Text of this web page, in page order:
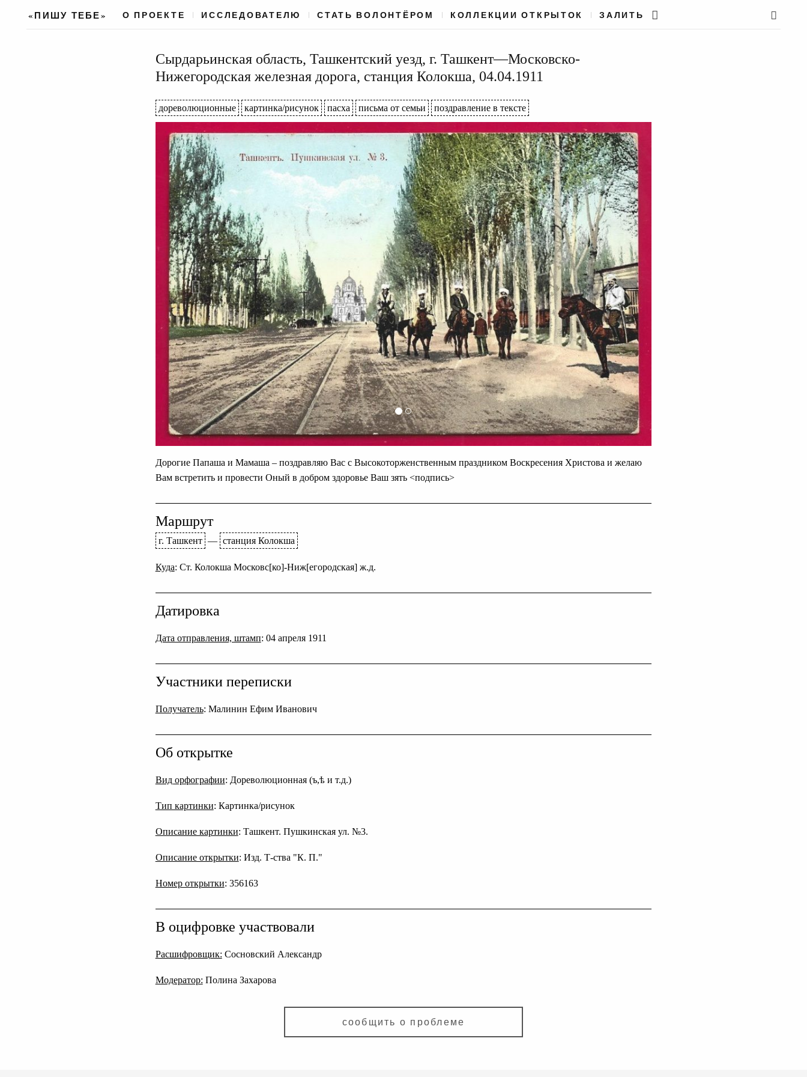
«ПИШУ ТЕБЕ» О ПРОЕКТЕ ИССЛЕДОВАТЕЛЮ СТАТЬ ВОЛОНТЁРОМ КОЛЛЕКЦИИ ОТКРЫТОК ЗАЛИТЬ
Сырдарьинская область, Ташкентский уезд, г. Ташкент—Московско-
Нижегородская железная дорога, станция Колокша, 04.04.1911
дореволюционные картинка/рисунок пасха письма от семьи поздравление в тексте
Дорогие Папаша и Мамаша – поздравляю Вас с Высокоторженственным праздником Воскресения Христова и желаю
Вам встретить и провести Оный в добром здоровье Ваш зять <подпись>
Маршрут
г. Ташкент — станция Колокша
Куда: Cт. Колокша Московс[ко]-Ниж[егородская] ж.д.
Датировка
Дата отправления, штамп: 04 апреля 1911
Участники переписки
Получатель: Малинин Ефим Иванович
Об открытке
Вид орфографии: Дореволюционная (ъ,ѣ и т.д.)
Тип картинки: Картинка/рисунок
Описание картинки: Ташкент. Пушкинская ул. №3.
Описание открытки: Изд. Т-ства "К. П."
Номер открытки: 356163
В оцифровке участвовали
Расшифровщик: Сосновский Александр
Модератор: Полина Захарова
сообщить о проблеме